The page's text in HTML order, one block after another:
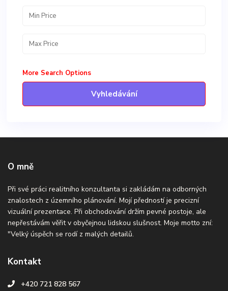
More Search Options
Vyhledávání
O mně
Při své práci realitního konzultanta si zakládám na odborných
znalostech z územního plánování. Mojí předností je precizní
vizuální prezentace. Při obchodování držím pevné postoje, ale
nepřestávám věřit v obyčejnou lidskou slušnost. Moje motto zní:
"Velký úspěch se rodí z malých detailů.
Kontakt
+420 721 828 567